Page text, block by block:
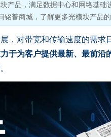
产品，满足数据中心和网络基础
普商城，了解更多光模块产品的
，对带宽和传输速度的需求
于为客户提供最新、最前沿